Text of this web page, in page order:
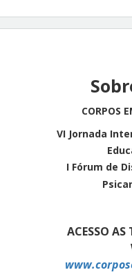
CORPOS
VI Jornada
I Fórum de
ACESSO AS